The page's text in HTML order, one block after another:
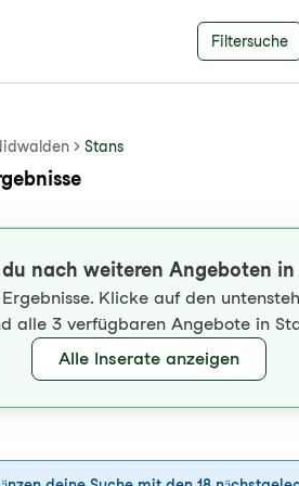
Filtersuche
Stans
nach weiteren Angeboten in
Klicke auf den
alle 3 verfügbaren Angebote in
Alle Inserate anzeigen